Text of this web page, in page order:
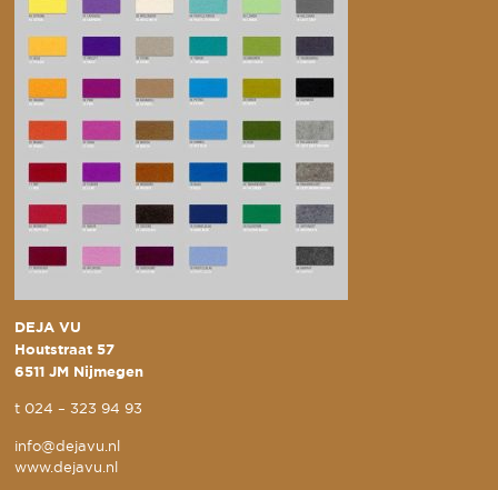
DEJA VU
Houtstraat 57
6511 JM Nijmegen
t024 – 323 94 93
info@dejavu.nl
www.dejavu.nl